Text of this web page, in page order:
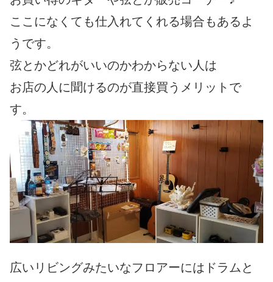
ここになくても仕入れてくれる場合もあるよ
うです。
弦とかどれがいいのかわからない人は
お店の人に聞けるのが直接買うメリットで
す。
広いリビングみたいなフロアーにはドラムと